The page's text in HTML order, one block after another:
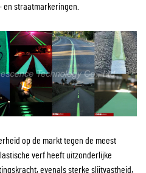
en straatmarkeringen.
op de markt tegen de meest
verf heeft uitzonderlijke
evenals sterke slijtvastheid,